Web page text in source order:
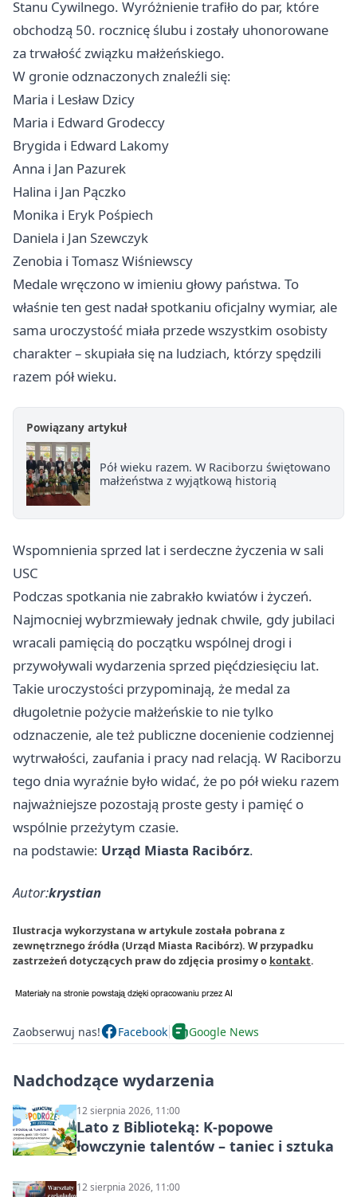
Stanu Cywilnego. Wyróżnienie trafiło do par, które
obchodzą 50. rocznicę ślubu i zostały uhonorowane
za trwałość związku małżeńskiego.
W gronie odznaczonych znaleźli się:
Maria i Lesław Dzicy
Maria i Edward Grodeccy
Brygida i Edward Lakomy
Anna i Jan Pazurek
Halina i Jan Pączko
Monika i Eryk Pośpiech
Daniela i Jan Szewczyk
Zenobia i Tomasz Wiśniewscy
Medale wręczono w imieniu głowy państwa. To
właśnie ten gest nadał spotkaniu oficjalny wymiar, ale
sama uroczystość miała przede wszystkim osobisty
charakter – skupiała się na ludziach, którzy spędzili
razem pół wieku.
Powiązany artykuł
Pół wieku razem. W Raciborzu świętowano
małżeństwa z wyjątkową historią
Wspomnienia sprzed lat i serdeczne życzenia w sali
USC
Podczas spotkania nie zabrakło kwiatów i życzeń.
Najmocniej wybrzmiewały jednak chwile, gdy jubilaci
wracali pamięcią do początku wspólnej drogi i
przywoływali wydarzenia sprzed pięćdziesięciu lat.
Takie uroczystości przypominają, że medal za
długoletnie pożycie małżeńskie to nie tylko
odznaczenie, ale też publiczne docenienie codziennej
wytrwałości, zaufania i pracy nad relacją. W Raciborzu
tego dnia wyraźnie było widać, że po pół wieku razem
najważniejsze pozostają proste gesty i pamięć o
wspólnie przeżytym czasie.
na podstawie: Urząd Miasta Racibórz.
Autor:krystian
Ilustracja wykorzystana w artykule została pobrana z
zewnętrznego źródła (Urząd Miasta Racibórz). W przypadku
zastrzeżeń dotyczących praw do zdjęcia prosimy o kontakt.
Zaobserwuj nas! Facebook Google News
Nadchodzące wydarzenia
12 sierpnia 2026, 11:00
Lato z Biblioteką: K-popowe
łowczynie talentów – taniec i sztuka
12 sierpnia 2026, 11:00